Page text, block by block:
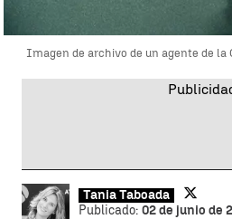
Imagen de archivo de un agente de la
Tania Taboada
Publicado: 02 de junio de